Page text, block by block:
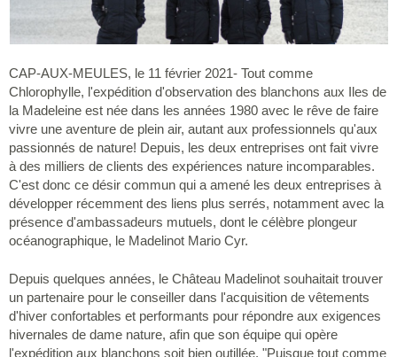
CAP-AUX-MEULES, le 11 février 2021- Tout comme
Chlorophylle, l'expédition d'observation des blanchons aux Iles de
la Madeleine est née dans les années 1980 avec le rêve de faire
vivre une aventure de plein air, autant aux professionnels qu'aux
passionnés de nature! Depuis, les deux entreprises ont fait vivre
à des milliers de clients des expériences nature incomparables.
C'est donc ce désir commun qui a amené les deux entreprises à
développer récemment des liens plus serrés, notamment avec la
présence d'ambassadeurs mutuels, dont le célèbre plongeur
océanographique, le Madelinot Mario Cyr.
Depuis quelques années, le Château Madelinot souhaitait trouver
un partenaire pour le conseiller dans l'acquisition de vêtements
d'hiver confortables et performants pour répondre aux exigences
hivernales de dame nature, afin que son équipe qui opère
l'expédition aux blanchons soit bien outillée. "Puisque tout comme